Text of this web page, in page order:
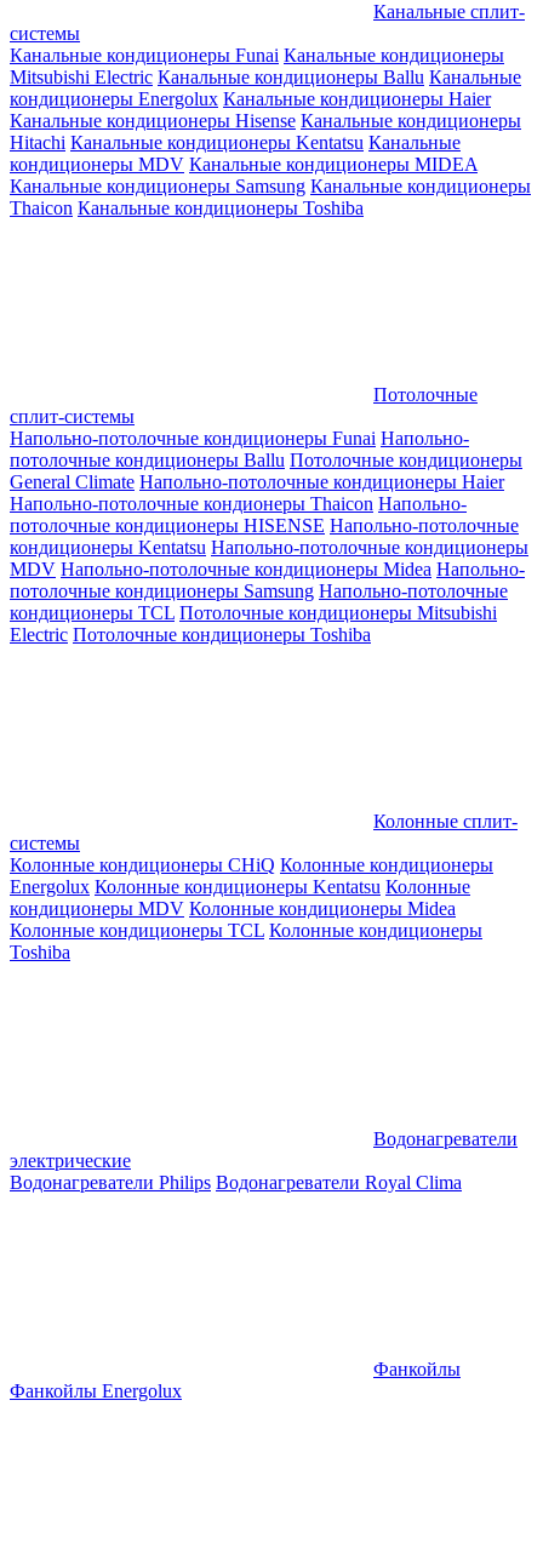
Канальные сплит-
системы
Канальные кондиционеры Funai Канальные кондиционеры
Mitsubishi Electric Канальные кондиционеры Ballu Канальные
кондиционеры Energolux Канальные кондиционеры Haier
Канальные кондиционеры Hisense Канальные кондиционеры
Hitachi Канальные кондиционеры Kentatsu Канальные
кондиционеры MDV Канальные кондиционеры MIDEA
Канальные кондиционеры Samsung Канальные кондиционеры
Thaicon Канальные кондиционеры Toshiba
Потолочные
сплит-системы
Напольно-потолочные кондиционеры Funai Напольно-
потолочные кондиционеры Ballu Потолочные кондиционеры
General Climate Напольно-потолочные кондиционеры Haier
Напольно-потолочные кондионеры Thaicon Напольно-
потолочные кондиционеры HISENSE Напольно-потолочные
кондиционеры Kentatsu Напольно-потолочные кондиционеры
MDV Напольно-потолочные кондиционеры Midea Напольно-
потолочные кондиционеры Samsung Напольно-потолочные
кондиционеры TCL Потолочные кондиционеры Mitsubishi
Electric Потолочные кондиционеры Toshiba
Колонные сплит-
системы
Колонные кондиционеры CHiQ Колонные кондиционеры
Energolux Колонные кондиционеры Kentatsu Колонные
кондиционеры MDV Колонные кондиционеры Midea
Колонные кондиционеры TCL Колонные кондиционеры
Toshiba
Водонагреватели
электрические
Водонагреватели Philips Водонагреватели Royal Clima
Фанкойлы
Фанкойлы Energolux